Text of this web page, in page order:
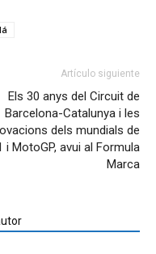
Artículo siguiente
Els 30 anys del Circuit de
Barcelona-Catalunya i les
dels mundials de
i MotoGP, avui al Formula
Marca